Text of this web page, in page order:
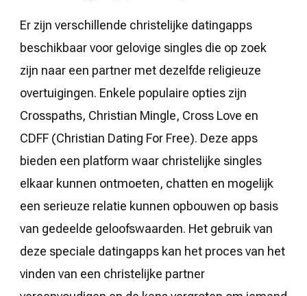
Er zijn verschillende christelijke datingapps
beschikbaar voor gelovige singles die op zoek
zijn naar een partner met dezelfde religieuze
overtuigingen. Enkele populaire opties zijn
Crosspaths, Christian Mingle, Cross Love en
CDFF (Christian Dating For Free). Deze apps
bieden een platform waar christelijke singles
elkaar kunnen ontmoeten, chatten en mogelijk
een serieuze relatie kunnen opbouwen op basis
van gedeelde geloofswaarden. Het gebruik van
deze speciale datingapps kan het proces van het
vinden van een christelijke partner